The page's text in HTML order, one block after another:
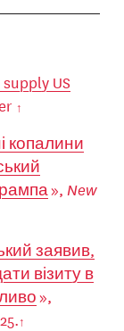
US
копалини
», New
заявив,
візиту в
»,